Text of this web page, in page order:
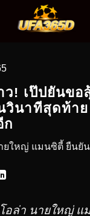
ว! เป๊ปยันขอ
วินาทีสุดท้า
ก
ยใหญ่ แมนซิตี้ ยืนยั
โอล่า นายใหญ่